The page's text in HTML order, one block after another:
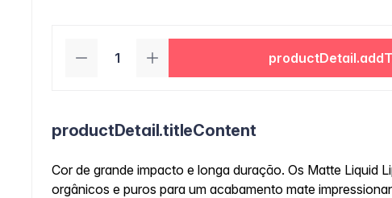
productDetail.titleContent
Cor de grande impacto e longa duração. Os Matte Liquid
orgânicos e puros para um acabamento mate